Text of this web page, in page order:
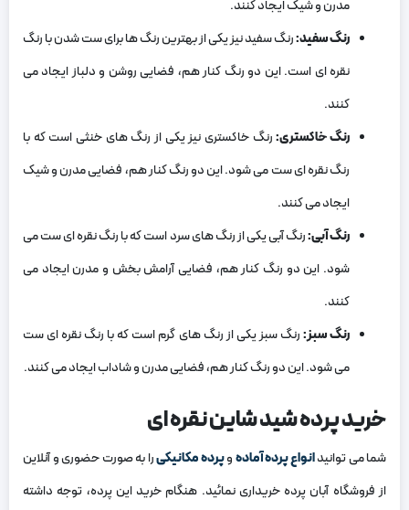
مدرن و شیک ایجاد کنند.
رنگ سفید:رنگ سفید نیز یکی از بهترین رنگ ها برای ست شدن با رنگ
نقره ای است. این دو رنگ کنار هم، فضایی روشن و دلباز ایجاد می
کنند.
رنگ خاکستری:رنگ خاکستری نیز یکی از رنگ های خنثی است که با
رنگ نقره ای ست می شود. این دو رنگ کنار هم، فضایی مدرن و شیک
ایجاد می کنند.
رنگ آبی:رنگ آبی یکی از رنگ های سرد است که با رنگ نقره ای ست می
شود. این دو رنگ کنار هم، فضایی آرامش بخش و مدرن ایجاد می
کنند.
رنگ سبز:رنگ سبز یکی از رنگ های گرم است که با رنگ نقره ای ست
می شود. این دو رنگ کنار هم، فضایی مدرن و شاداب ایجاد می کنند.
خرید پرده شید شاین نقره ای
شما می توانیدانواع پرده آمادهوپرده مکانیکیرا به صورت حضوری و آنلاین
از فروشگاه آبان پرده خریداری نمائید. هنگام خرید این پرده، توجه داشته